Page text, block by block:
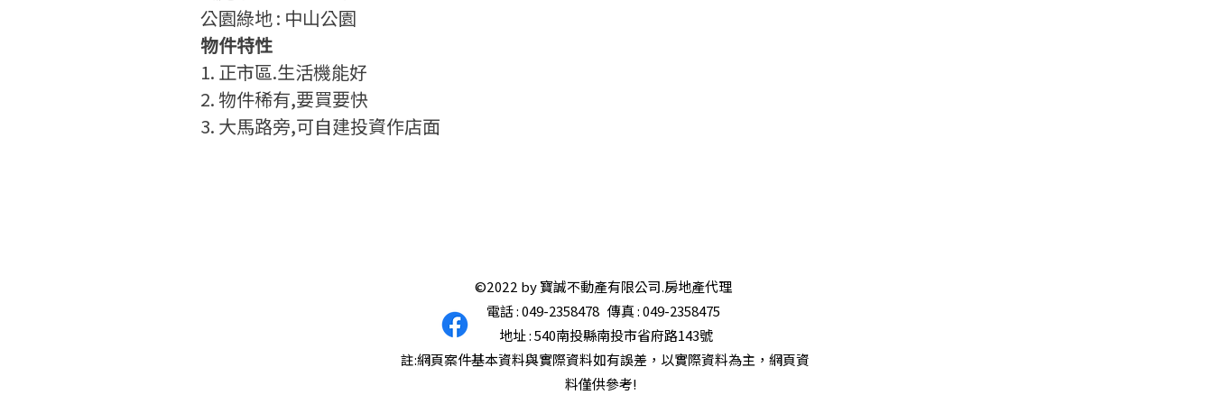
公園綠地 : 中山公園
物件特性
1. 正市區.生活機能好
2. 物件稀有,要買要快
3. 大馬路旁,可自建投資作店面
©2022 by 寶誠不動產有限公司.房地產代理
電話 : 049-2358478 傳真 : 049-2358475
地址 : 540南投縣南投市省府路143號
註:網頁案件基本資料與實際資料如有誤差，以實際資料為主， 網頁資
料僅供參考!